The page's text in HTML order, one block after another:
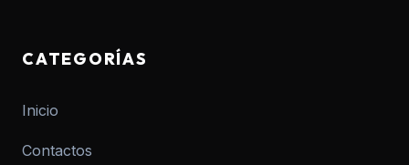
CATEGORÍAS
Inicio
Contactos